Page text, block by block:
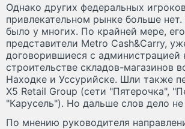
Однако других федеральных
привлекательном рынке больше
было у многих. По крайней мере,
представители Metro Cash&Carry,
договорившиеся с администрацией
строительстве складов-магазинов
Находке и Уссурийске. Шли также
X5 Retail Group (сети "Пятерочка",
"Карусель"). Но дальше слов дело
По мнению руководителя